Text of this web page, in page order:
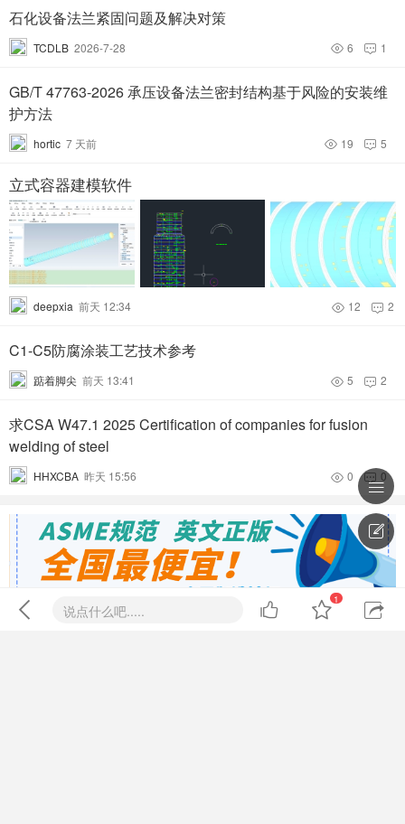
石化设备法兰紧固问题及解决对策
TCDLB 2026-7-28  1
 6
GB/T 47763-2026 承压设备法兰密封结构基于风险的安装维
护方法
hortic 7 天前  5
 19
立式容器建模软件
deepxia 前天 12:34  2
 12
C1-C5防腐涂装工艺技术参考
踮着脚尖 前天 13:41  2
 5
求CSA W47.1 2025 Certification of companies for fusion
welding of steel
HHXCBA 昨天 15:56  0
 0
 说点什么吧.....  
1


